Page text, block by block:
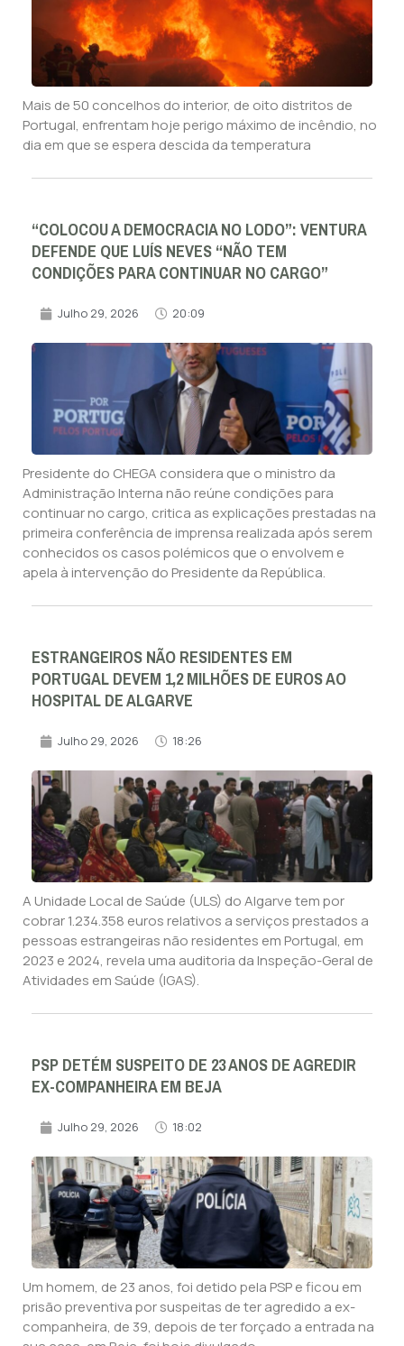
Mais de 50 concelhos do interior, de oito distritos de
Portugal, enfrentam hoje perigo máximo de incêndio, no
dia em que se espera descida da temperatura
“COLOCOU A DEMOCRACIA NO LODO”: VENTURA
DEFENDE QUE LUÍS NEVES “NÃO TEM
CONDIÇÕES PARA CONTINUAR NO CARGO”
Julho 29, 2026 20:09
Presidente do CHEGA considera que o ministro da
Administração Interna não reúne condições para
continuar no cargo, critica as explicações prestadas na
primeira conferência de imprensa realizada após serem
conhecidos os casos polémicos que o envolvem e
apela à intervenção do Presidente da República.
ESTRANGEIROS NÃO RESIDENTES EM
PORTUGAL DEVEM 1,2 MILHÕES DE EUROS AO
HOSPITAL DE ALGARVE
Julho 29, 2026 18:26
A Unidade Local de Saúde (ULS) do Algarve tem por
cobrar 1.234.358 euros relativos a serviços prestados a
pessoas estrangeiras não residentes em Portugal, em
2023 e 2024, revela uma auditoria da Inspeção-Geral de
Atividades em Saúde (IGAS).
PSP DETÉM SUSPEITO DE 23 ANOS DE AGREDIR
EX-COMPANHEIRA EM BEJA
Julho 29, 2026 18:02
Um homem, de 23 anos, foi detido pela PSP e ficou em
prisão preventiva por suspeitas de ter agredido a ex-
companheira, de 39, depois de ter forçado a entrada na